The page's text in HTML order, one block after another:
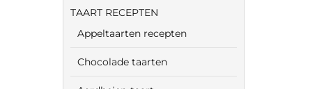
TAART RECEPTEN
Appeltaarten recepten
Chocolade taarten